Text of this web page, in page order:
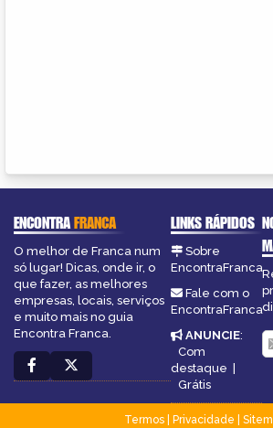
ENCONTRAFRANCA
O melhor de Franca num
só lugar! Dicas, onde ir, o
que fazer, as melhores
empresas, locais, serviços
e muito mais no guia
Encontra Franca.
LINKS RÁPIDOS
Sobre
EncontraFranca
Fale com o
EncontraFranca
ANUNCIE:
Com
destaque
Grátis
Termos| Privacidade